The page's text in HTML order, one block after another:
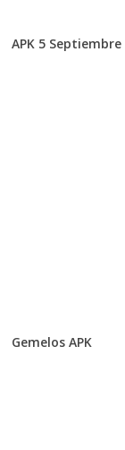
APK 5 Septiembre
Gemelos APK